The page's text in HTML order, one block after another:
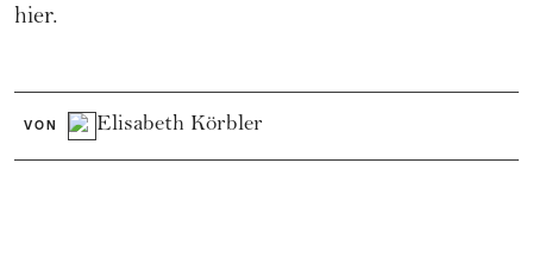
hier.
VON Elisabeth Körbler